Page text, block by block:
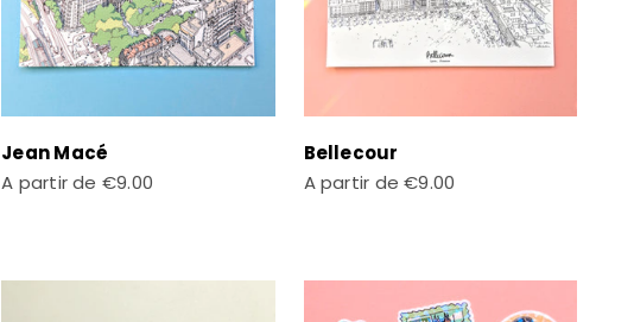
Jean Macé
Prix de vente
A partir de €9.00
Bellecour
Prix de vente
A partir de€9.00